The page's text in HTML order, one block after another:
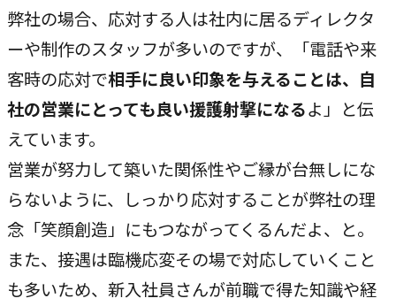
経営チームの紹介
CASE
事例紹介
NEWS
お知らせ
BLOG
弊社の場合、応対する人は社内に居るディレクタ
ーや制作のスタッフが多いのですが、「電話や来
客時の応対で相手に良い印象を与えることは、自
社の営業にとっても良い援護射撃になるよ」と伝
えています。
営業が努力して築いた関係性やご縁が台無しにな
らないように、しっかり応対することが弊社の理
念「笑顔創造」にもつながってくるんだよ、と。
また、接遇は臨機応変その場で対応していくこと
も多いため、新入社員さんが前職で得た知識や経